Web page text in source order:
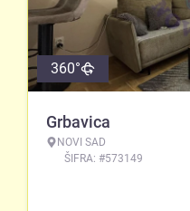
360°
Grbavica
NOVI SAD
ŠIFRA: #573149